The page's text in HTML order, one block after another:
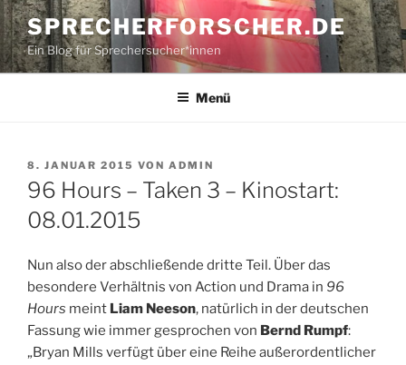
Zum
Inhalt
springen
SPRECHERFORSCHER.DE
Ein Blog für Sprechersucher*innen
Menü
VERÖFFENTLICHT
AM
8. JANUAR 2015 VON ADMIN
96 Hours – Taken 3 – Kinostart:
08.01.2015
Nun also der abschließende dritte Teil. Über das
besondere Verhältnis von Action und Drama in 96
Hours meint Liam Neeson, natürlich in der deutschen
Fassung wie immer gesprochen von Bernd Rumpf:
„Bryan Mills verfügt über eine Reihe außerordentlicher